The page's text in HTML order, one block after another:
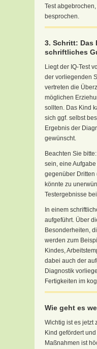
Test
besprochen.
3. Schritt: Das
schriftliches
Liegt der IQ-Test
der vorliegenden
vertreten die
möglichen
sollten. Das Kind
sich ggf. selbst
Ergebnis der
gewünscht.
Beachten Sie
sein, eine
gegenüber Dritten
könnte zu
Testergebnisse
In einem
aufgeführt. Über
Besonderheiten,
werden zum
Kindes,
dabei auch der
Diagnostik
Fertigkeiten im
Wie geht es
Wichtig ist es jetzt
Kind gefördert
Maßnahmen ist